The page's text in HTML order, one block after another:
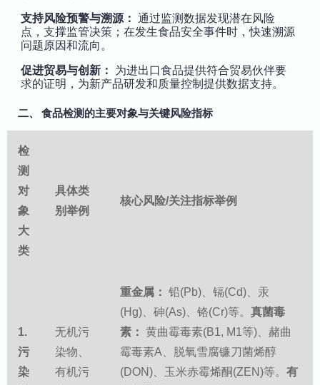
支持风险预警与溯源： 通过监测数据发现潜在风险
点，支撑监管决策；在发生食品安全事件时，快速溯源
问题原因和流向。
促进贸易与创新：
为进出口食品提供符合贸易伙伴要
求的证明，为新产品研发和质量控制提供数据支持。
二、 食品检测的主要对象与关键风险指标
检
测
对
象
大
类
具体类
别举例
核心风险/关注指标举例
1.
污
染
无机污
染物、
有机污
重金属： 铅(Pb)、镉(Cd)、汞
(Hg)、砷(As)、铬(Cr)等。 真菌毒
素： 黄曲霉毒素(B1, M1等)、赭曲
霉毒素A、脱氧雪腐镰刀菌烯醇
(DON)、玉米赤霉烯酮(ZEN)等。 有